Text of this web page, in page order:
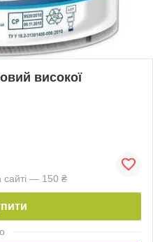
високої
сайті — 150 ₴